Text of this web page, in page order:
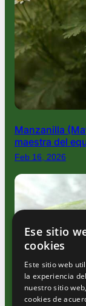
Manzanilla
maestra del
Feb 16, 2026
Ese sitio
cookies
Este sitio web
la experiencia
nuestro sitio
cookies de